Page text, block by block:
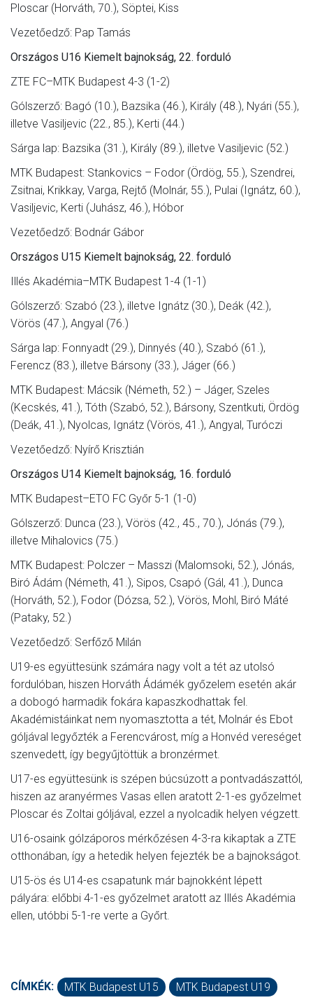
Ploscar (Horváth, 70.), Söptei, Kiss
Vezetőedző: Pap Tamás
Országos U16 Kiemelt bajnokság, 22. forduló
ZTE FC–MTK Budapest 4-3 (1-2)
Gólszerző: Bagó (10.), Bazsika (46.), Király (48.), Nyári (55.),
illetve Vasiljevic (22., 85.), Kerti (44.)
Sárga lap: Bazsika (31.), Király (89.), illetve Vasiljevic (52.)
MTK Budapest: Stankovics – Fodor (Ördög, 55.), Szendrei,
Zsitnai, Krikkay, Varga, Rejtő (Molnár, 55.), Pulai (Ignátz, 60.),
Vasiljevic, Kerti (Juhász, 46.), Hóbor
Vezetőedző: Bodnár Gábor
Országos U15 Kiemelt bajnokság, 22. forduló
Illés Akadémia–MTK Budapest 1-4 (1-1)
Gólszerző: Szabó (23.), illetve Ignátz (30.), Deák (42.),
Vörös (47.), Angyal (76.)
Sárga lap: Fonnyadt (29.), Dinnyés (40.), Szabó (61.),
Ferencz (83.), illetve Bársony (33.), Jáger (66.)
MTK Budapest: Mácsik (Németh, 52.) – Jáger, Szeles
(Kecskés, 41.), Tóth (Szabó, 52.), Bársony, Szentkuti, Ördög
(Deák, 41.), Nyolcas, Ignátz (Vörös, 41.), Angyal, Turóczi
Vezetőedző: Nyírő Krisztián
Országos U14 Kiemelt bajnokság, 16. forduló
MTK Budapest–ETO FC Győr 5-1 (1-0)
Gólszerző: Dunca (23.), Vörös (42., 45., 70.), Jónás (79.),
illetve Mihalovics (75.)
MTK Budapest: Polczer – Masszi (Malomsoki, 52.), Jónás,
Biró Ádám (Németh, 41.), Sipos, Csapó (Gál, 41.), Dunca
(Horváth, 52.), Fodor (Dózsa, 52.), Vörös, Mohl, Biró Máté
(Pataky, 52.)
Vezetőedző: Serfőző Milán
U19-es együttesünk számára nagy volt a tét az utolsó
fordulóban, hiszen Horváth Ádámék győzelem esetén akár
a dobogó harmadik fokára kapaszkodhattak fel.
Akadémistáinkat nem nyomasztotta a tét, Molnár és Ebot
góljával legyőzték a Ferencvárost, míg a Honvéd vereséget
szenvedett, így begyűjtöttük a bronzérmet.
U17-es együttesünk is szépen búcsúzott a pontvadászattól,
hiszen az aranyérmes Vasas ellen aratott 2-1-es győzelmet
Ploscar és Zoltai góljával, ezzel a nyolcadik helyen végzett.
U16-osaink gólzáporos mérkőzésen 4-3-ra kikaptak a ZTE
otthonában, így a hetedik helyen fejezték be a bajnokságot.
U15-ös és U14-es csapatunk már bajnokként lépett
pályára: előbbi 4-1-es győzelmet aratott az Illés Akadémia
ellen, utóbbi 5-1-re verte a Győrt.
CÍMKÉK: MTK Budapest U15 MTK Budapest U19